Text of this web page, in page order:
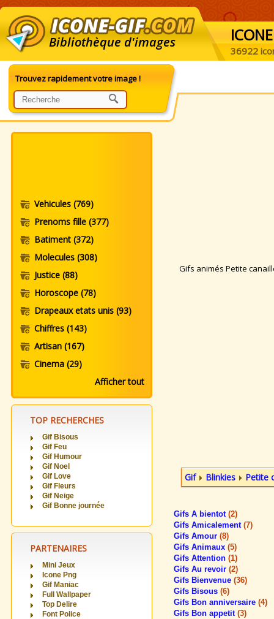
Bibliothèque d'images ICONE
36922
Trouvez rapidement votre image !
Vehicules (769)
Prenoms fille (377)
Batiment (372)
Molecules (308)
Justice (88)
Horoscope (78)
Drapeaux etats unis (93)
Chiffres (143)
Artisan (167)
Cinema (29)
Afficher tout
TOP RECHERCHES
Gif Bisous
Gif Feu
Gif Humour
Gif Noel
Gif Love
Gif Fleurs
Gif Neige
Gif Bonne journée
PARTENAIRES
Mini Jeux
Icone Png
Gif Maniac
Full Wallpaper
Top Delire
Font Police
Gifs animés Petite
Gif Blinkies Petite
Gifs A bientot (2)
Gifs Amicalement (7)
Gifs Amour (8)
Gifs Animaux (5)
Gifs Attention (1)
Gifs Au revoir (2)
Gifs Bienvenue (36)
Gifs Bisous (6)
Gifs Bon anniversaire (4)
Gifs Bon appetit (3)